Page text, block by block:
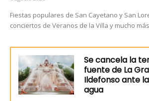
Fiestas populares de San Cayetano y San
conciertos de Veranos de la Villa y mucho más
Se cancela la
fuente de La
Ildefonso ante
agua